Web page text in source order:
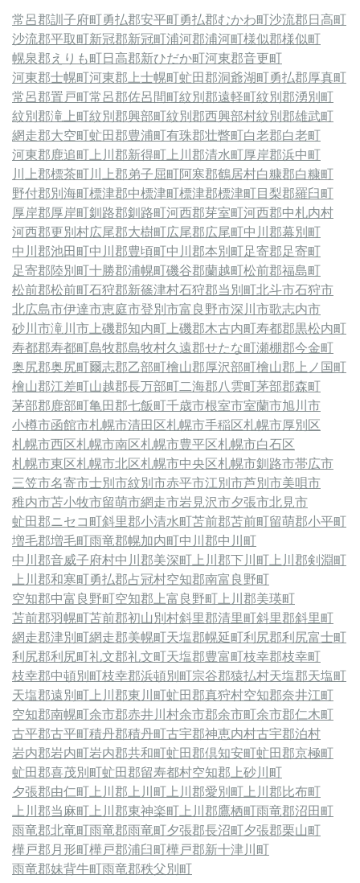
常呂郡訓子府町勇払郡安平町勇払郡むかわ町沙流郡日高町
沙流郡平取町新冠郡新冠町浦河郡浦河町様似郡様似町
幌泉郡えりも町日高郡新ひだか町河東郡音更町
河東郡士幌町河東郡上士幌町虻田郡洞爺湖町勇払郡厚真町
常呂郡置戸町常呂郡佐呂間町紋別郡遠軽町紋別郡湧別町
紋別郡滝上町紋別郡興部町紋別郡西興部村紋別郡雄武町
網走郡大空町虻田郡豊浦町有珠郡壮瞥町白老郡白老町
河東郡鹿追町 上川郡新得町 上川郡清水町厚岸郡浜中町
川上郡標茶町川上郡弟子屈町阿寒郡鶴居村白糠郡白糠町
野付郡別海町標津郡中標津町標津郡標津町目梨郡羅臼町
厚岸郡厚岸町釧路郡釧路町河西郡芽室町河西郡中札内村
河西郡更別村広尾郡大樹町広尾郡広尾町中川郡幕別町
中川郡池田町中川郡豊頃町中川郡本別町足寄郡足寄町
足寄郡陸別町十勝郡浦幌町磯谷郡蘭越町松前郡福島町
松前郡松前町石狩郡新篠津村石狩郡当別町北斗市石狩市
北広島市伊達市恵庭市登別市富良野市深川市歌志内市
砂川市滝川市 上磯郡知内町 上磯郡木古内町寿都郡黒松内町
寿都郡寿都町島牧郡島牧村久遠郡せたな町瀬棚郡今金町
奥尻郡奥尻町爾志郡乙部町檜山郡厚沢部町檜山郡上ノ国町
檜山郡江差町山越郡長万部町二海郡八雲町茅部郡森町
茅部郡鹿部町亀田郡七飯町千歳市根室市室蘭市旭川市
小樽市函館市札幌市清田区札幌市手稲区札幌市厚別区
札幌市西区札幌市南区札幌市豊平区札幌市白石区
札幌市東区札幌市北区札幌市中央区札幌市釧路市帯広市
三笠市名寄市士別市紋別市赤平市江別市芦別市美唄市
稚内市苫小牧市留萌市網走市岩見沢市夕張市北見市
虻田郡ニセコ町斜里郡小清水町苫前郡苫前町留萌郡小平町
増毛郡増毛町雨竜郡幌加内町中川郡中川町
中川郡音威子府村中川郡美深町 上川郡下川町 上川郡剣淵町
上川郡和寒町勇払郡占冠村空知郡南富良野町
空知郡中富良野町空知郡上富良野町 上川郡美瑛町
苫前郡羽幌町苫前郡初山別村斜里郡清里町斜里郡斜里町
網走郡津別町網走郡美幌町天塩郡幌延町利尻郡利尻富士町
利尻郡利尻町礼文郡礼文町天塩郡豊富町枝幸郡枝幸町
枝幸郡中頓別町枝幸郡浜頓別町宗谷郡猿払村天塩郡天塩町
天塩郡遠別町 上川郡東川町虻田郡真狩村空知郡奈井江町
空知郡南幌町余市郡赤井川村余市郡余市町余市郡仁木町
古平郡古平町積丹郡積丹町古宇郡神恵内村古宇郡泊村
岩内郡岩内町岩内郡共和町虻田郡倶知安町虻田郡京極町
虻田郡喜茂別町虻田郡留寿都村空知郡上砂川町
夕張郡由仁町 上川郡上川町 上川郡愛別町 上川郡比布町
上川郡当麻町 上川郡東神楽町 上川郡鷹栖町雨竜郡沼田町
雨竜郡北竜町雨竜郡雨竜町夕張郡長沼町夕張郡栗山町
樺戸郡月形町樺戸郡浦臼町樺戸郡新十津川町
雨竜郡妹背牛町雨竜郡秩父別町